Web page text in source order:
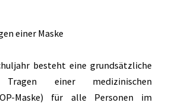
einer Maske
besteht eine grundsätzliche
einer medizinischen
Maske) für alle Personen im